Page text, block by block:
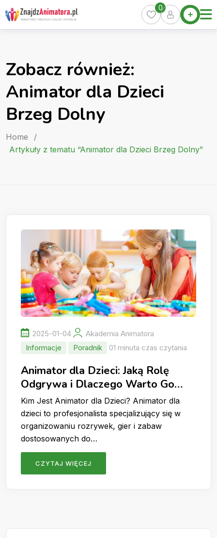
Skip
to
content
Home
Oferty
Kurs
0
Zobacz również:
Animator dla Dzieci
Brzeg Dolny
Home
/
Artykuły z tematu “Animator dla Dzieci Brzeg Dolny”
2025-01-04
Akademia Animatora
Informacje
Poradnik 01 minuta czas czytania
Animator dla Dzieci: Jaką Rolę
Odgrywa i Dlaczego Warto Go
Wynająć?
Kim Jest Animator dla Dzieci? Animator dla
dzieci to profesjonalista specjalizujący się w
organizowaniu rozrywek, gier i zabaw
dostosowanych do…
CZYTAJ WIĘCEJ